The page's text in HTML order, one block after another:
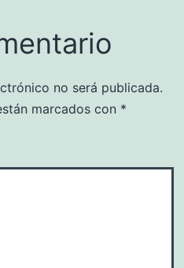
no será publicada.
marcados con *